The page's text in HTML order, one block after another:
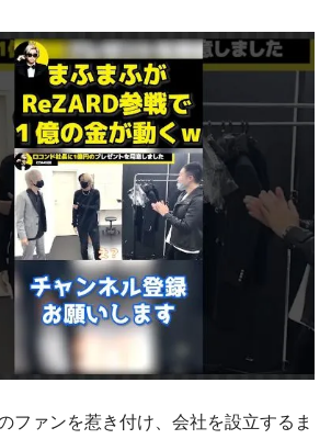
ファンを惹き付け、会社を設立するま